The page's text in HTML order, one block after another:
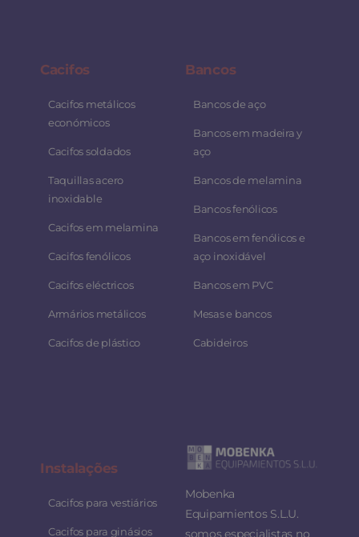
Cacifos
Cacifos metálicos
económicos
Cacifos soldados
Taquillas acero
inoxidable
Cacifos em melamina
Cacifos fenólicos
Cacifos eléctricos
Armários metálicos
Cacifos de plástico
Bancos
Bancos de aço
Bancos em madeira y
aço
Bancos de melamina
Bancos fenólicos
Bancos em fenólicos e
aço inoxidável
Bancos em PVC
Mesas e bancos
Cabideiros
Instalações
Cacifos para vestiários
Cacifos para ginásios
Mobenka
Equipamientos S.L.U.
somos especialistas no